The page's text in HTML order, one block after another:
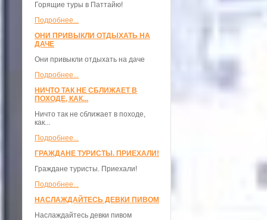
Горящие туры в Паттайю!
Подробнее...
ОНИ ПРИВЫКЛИ ОТДЫХАТЬ НА
ДАЧЕ
Они привыкли отдыхать на даче
Подробнее...
НИЧТО ТАК НЕ СБЛИЖАЕТ В
ПОХОДЕ, КАК...
Ничто так не сближает в походе,
как...
Подробнее...
ГРАЖДАНЕ ТУРИСТЫ. ПРИЕХАЛИ!
Граждане туристы. Приехали!
Подробнее...
НАСЛАЖДАЙТЕСЬ ДЕВКИ ПИВОМ
Наслаждайтесь девки пивом